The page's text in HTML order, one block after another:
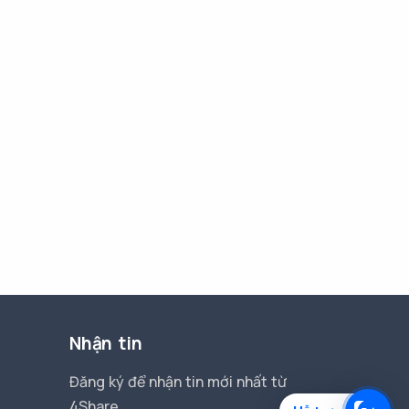
Nhận tin
Đăng ký để nhận tin mới nhất từ